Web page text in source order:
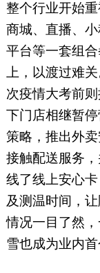
整个行业开始
商城、直播、
平台等一套组
上，以渡过难
次疫情大考前
下门店相继暂
策略，推出外
接触配送服务
线了线上安心
及测温时间，
情况一目了然
雪也成为业内